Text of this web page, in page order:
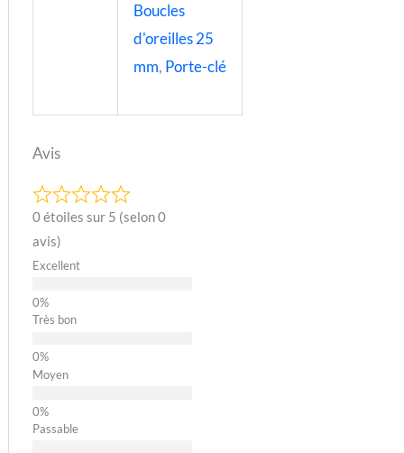
Boucles
d'oreilles 25
mm, Porte-clé
Avis
0 étoiles sur 5 (selon 0
avis)
Excellent
Très bon
Moyen
Passable